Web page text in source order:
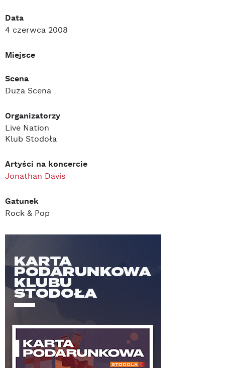
Data
4 czerwca 2008
Miejsce
Scena
Duża Scena
Organizatorzy
Live Nation
Klub Stodoła
Artyści na koncercie
Jonathan Davis
Gatunek
Rock & Pop